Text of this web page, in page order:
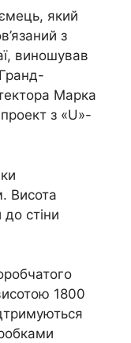
який
з
виношував
Марка
з «U»-
Висота
стіни
1800